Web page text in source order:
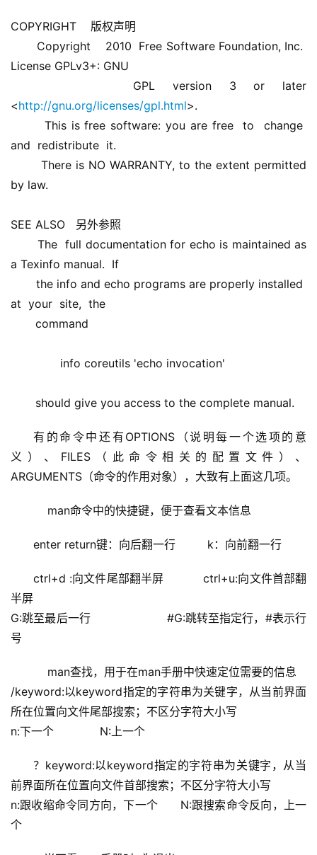
COPYRIGHT    版权声明
Copyright    2010  Free Software Foundation, Inc.
License GPLv3+: GNU
GPL version 3 or later
<http://gnu.org/licenses/gpl.html>.
This is free software: you are free  to  change
and  redistribute  it.
There is NO WARRANTY, to the extent permitted
by law.
SEE ALSO   另外参照
The  full documentation for echo is maintained as
a Texinfo manual.  If
the info and echo programs are properly installed
at  your  site,  the
command
info coreutils 'echo invocation'
should give you access to the complete manual.
有的命令中还有OPTIONS（说明每一个选项的意
义）、FILES（此命令相关的配置文件）、
ARGUMENTS（命令的作用对象），大致有上面这几项。
man命令中的快捷键，便于查看文本信息
enter return键：向后翻一行         k：向前翻一行
ctrl+d :向文件尾部翻半屏           ctrl+u:向文件首部翻
半屏
G:跳至最后一行                     #G:跳转至指定行，#表示行
号
man查找，用于在man手册中快速定位需要的信息
/keyword:以keyword指定的字符串为关键字，从当前界面
所在位置向文件尾部搜索；不区分字符大小写
n:下一个             N:上一个
？keyword:以keyword指定的字符串为关键字，从当
前界面所在位置向文件首部搜索；不区分字符大小写
n:跟收缩命令同方向，下一个      N:跟搜索命令反向，上一
个